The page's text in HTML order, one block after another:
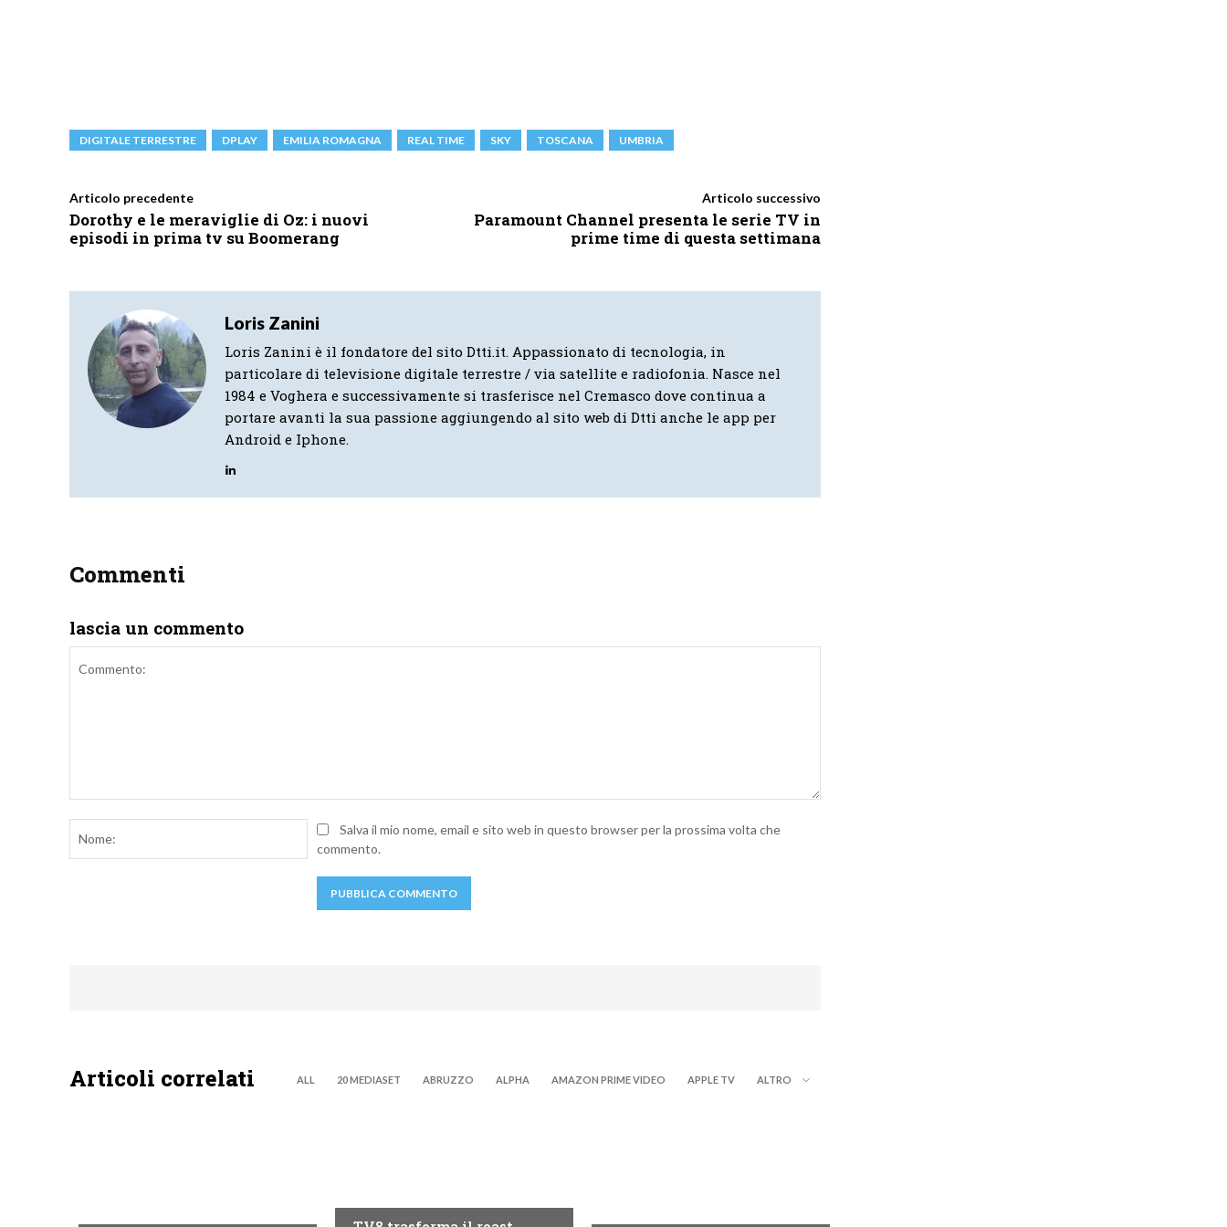
DIGITALE TERRESTRE DPLAY EMILIA ROMAGNA REAL TIME SKY TOSCANA UMBRIA
Articolo precedente
Dorothy e le meraviglie di Oz: i nuovi
episodi in prima tv su Boomerang
Articolo successivo
Paramount Channel presenta le serie TV in
prime time di questa settimana
Loris Zanini
Loris Zanini è il fondatore del sito Dtti.it. Appassionato di tecnologia, in
particolare di televisione digitale terrestre / via satellite e radiofonia. Nasce nel
1984 e Voghera e successivamente si trasferisce nel Cremasco dove continua a
portare avanti la sua passione aggiungendo al sito web di Dtti anche le app per
Android e Iphone.
Commenti
lascia un commento
Nome:Salva il mio nome, email e sito web in questo browser per la prossima volta che
commento.
Articoli correlati ALL 20 MEDIASET ABRUZZO ALPHA AMAZON PRIME VIDEO APPLE TV ALTRO